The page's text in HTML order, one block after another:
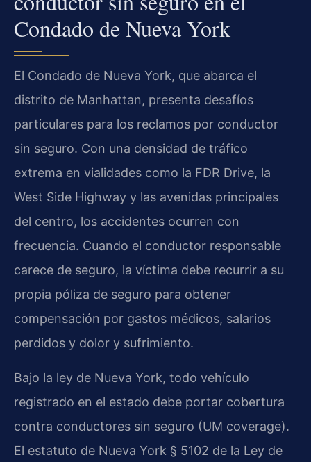
Condado de Nueva York
El Condado de Nueva York, que abarca el
distrito de Manhattan, presenta desafíos
particulares para los reclamos por conductor
sin seguro. Con una densidad de tráfico
extrema en vialidades como la FDR Drive, la
West Side Highway y las avenidas principales
del centro, los accidentes ocurren con
frecuencia. Cuando el conductor responsable
carece de seguro, la víctima debe recurrir a su
propia póliza de seguro para obtener
compensación por gastos médicos, salarios
perdidos y dolor y sufrimiento.
Bajo la ley de Nueva York, todo vehículo
registrado en el estado debe portar cobertura
contra conductores sin seguro (UM coverage).
El estatuto de Nueva York § 5102 de la Ley de